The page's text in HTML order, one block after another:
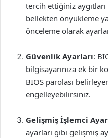
tercih ettiğiniz
bellekten önyükleme
önceleme olarak
Güvenlik Ayarları:
bilgisayarınıza ek bir
BIOS parolası
engelleyebilirsiniz.
Gelişmiş İşlemci
ayarları gibi gelişmiş